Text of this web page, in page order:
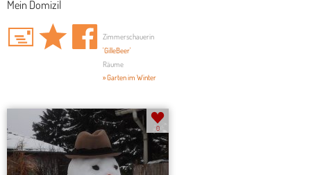
Mein Domizil
Zimmerschauerin
'GilleBeer'
Räume
» Garten im Winter
0